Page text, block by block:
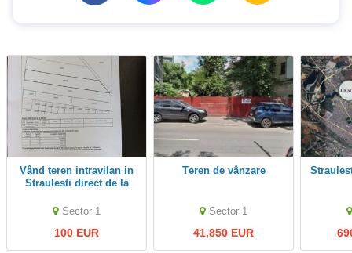
Vând teren intravilan in
Straulesti direct de la
Sector 1
100 EUR
Teren de vânzare
Sector 1
41,850 EUR